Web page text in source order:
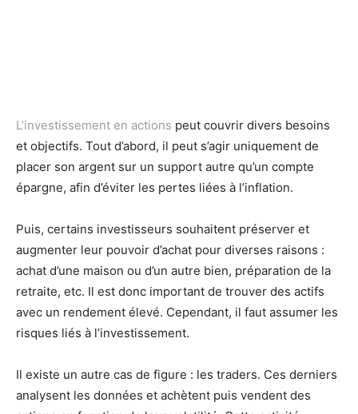
L’investissement en actions peut couvrir divers besoins
et objectifs. Tout d’abord, il peut s’agir uniquement de
placer son argent sur un support autre qu’un compte
épargne, afin d’éviter les pertes liées à l’inflation.
Puis, certains investisseurs souhaitent préserver et
augmenter leur pouvoir d’achat pour diverses raisons :
achat d’une maison ou d’un autre bien, préparation de la
retraite, etc. Il est donc important de trouver des actifs
avec un rendement élevé. Cependant, il faut assumer les
risques liés à l’investissement.
Il existe un autre cas de figure : les traders. Ces derniers
analysent les données et achètent puis vendent des